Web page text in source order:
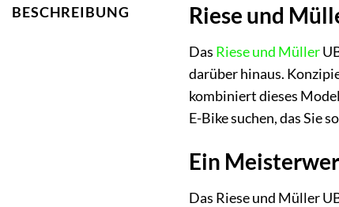
BESCHREIBUNG Riese und
Das Riese und Müller
darüber hinaus.
kombiniert dieses
E-Bike suchen, das Sie
Ein
Das Riese und Müller